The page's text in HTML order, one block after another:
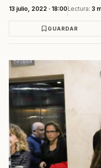
13 julio, 2022 · 18:00Lectura: 3
GUARDAR